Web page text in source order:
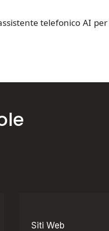
telefonico AI
Siti Web